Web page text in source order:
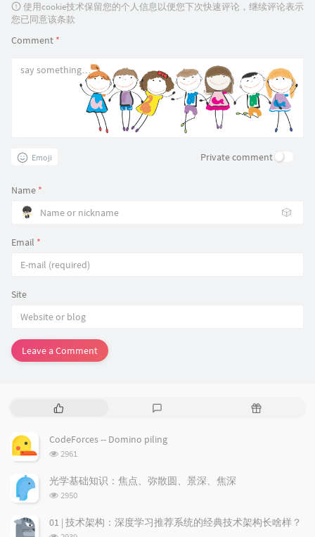
使用cookie技术保留您的个人信息以便您下次快速评论，继续评论表示
您已同意该条款
Comment *
Emoji Private comment
Name *
🎲
Email *
Site
Leave a Comment
P
p
u
a
r
r
t
e
t
m
R
t
CodeForces -- Domino piling
浏
次
数:
2961
光学基础知识：焦点、弥散圆、景深、焦深
浏
次
数:
2950
01 | 技术架构：深度学习推荐系统的经典技术架构长啥样？
浏